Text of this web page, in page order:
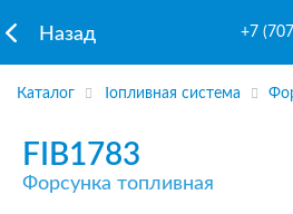
Назад +7
Каталог Топливная система
FIB1783
Форсунка топливная